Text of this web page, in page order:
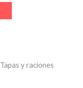
Tapas y raciones